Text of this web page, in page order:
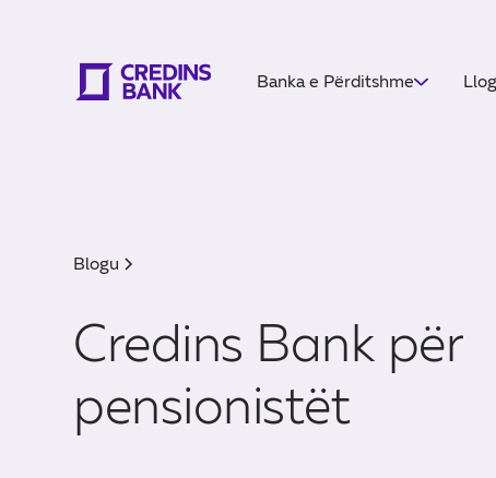
Banka e Përditshme
Blogu
Credins Bank për
pensionistët